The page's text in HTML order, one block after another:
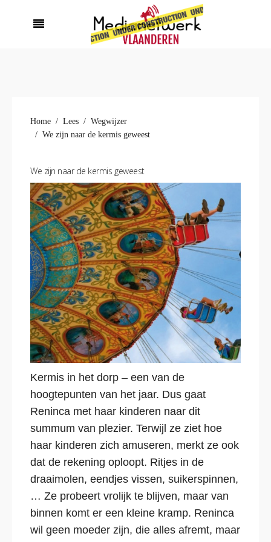
Home Lees
Wegwijzer
We zijn naar de kermis geweest
We zijn naar de kermis geweest
Kermis in het dorp – een van de
hoogtepunten van het jaar. Dus gaat
Reninca met haar kinderen naar dit
summum van plezier. Terwijl ze ziet hoe
haar kinderen zich amuseren, merkt ze ook
dat de rekening oploopt. Ritjes in de
draaimolen, eendjes vissen, suikerspinnen,
… Ze probeert vrolijk te blijven, maar van
binnen komt er een kleine kramp. Reninca
wil geen moeder zijn, die alles afremt, maar